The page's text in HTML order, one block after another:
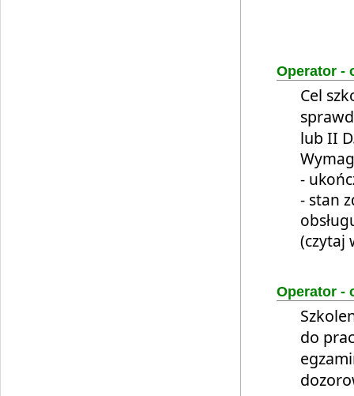
Operator -
Cel
lub II
-
- stan
(czytaj
Operator -
do